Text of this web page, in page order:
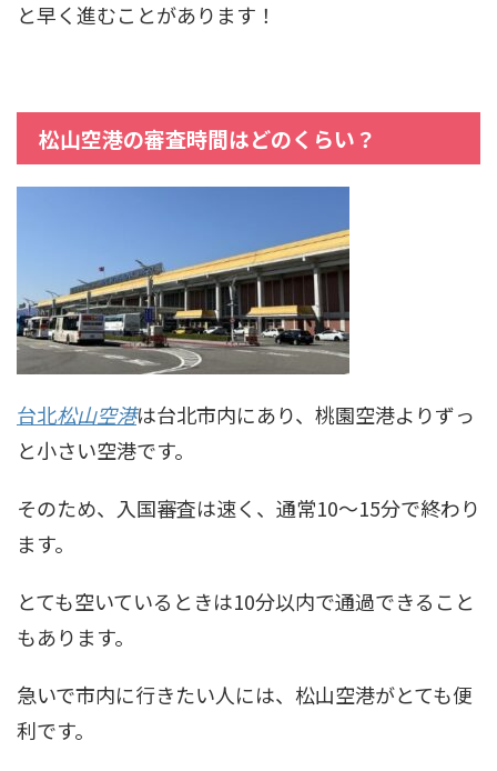
と早く進むことがあります！
松山空港の審査時間はどのくらい？
台北松山空港は台北市内にあり、桃園空港よりずっ
と小さい空港です。
そのため、入国審査は速く、通常10～15分で終わり
ます。
とても空いているときは10分以内で通過できること
もあります。
急いで市内に行きたい人には、松山空港がとても便
利です。